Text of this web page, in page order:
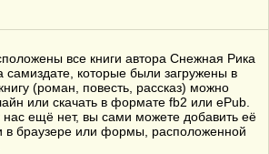
все книги автора Снежная Рика
самиздате, которые были загружены в
(роман, повесть, рассказ) можно
или скачать в формате fb2 или ePub.
нас ещё нет, вы сами можете добавить её
в браузере или формы, расположенной